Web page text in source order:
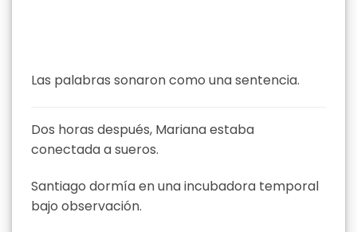
Las palabras sonaron como una sentencia.
Dos horas después, Mariana estaba
conectada a sueros.
Santiago dormía en una incubadora temporal
bajo observación.